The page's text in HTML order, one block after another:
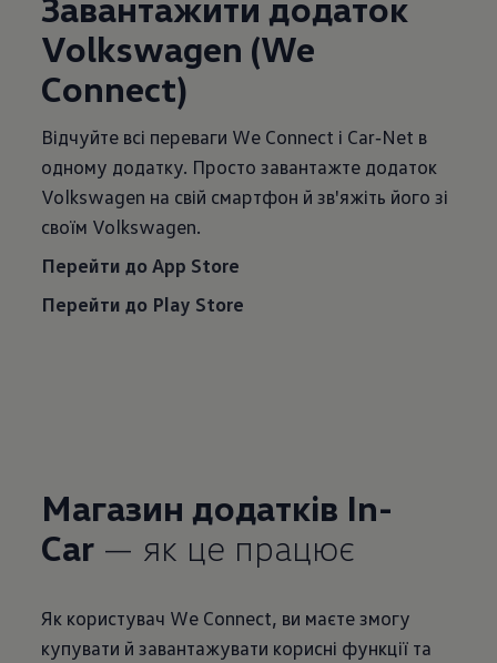
Volkswagen (We
Connect)
Відчуйте всі переваги We Connect і Car‑Net в
одному додатку. Просто завантажте додаток
Volkswagen на свій смартфон й зв'яжіть його зі
своїм Volkswagen.
Перейти до App Store
Перейти до Play Store
Магазин додатків In-
Car — як це працює
Як користувач We Connect, ви маєте змогу
купувати й завантажувати корисні функції та